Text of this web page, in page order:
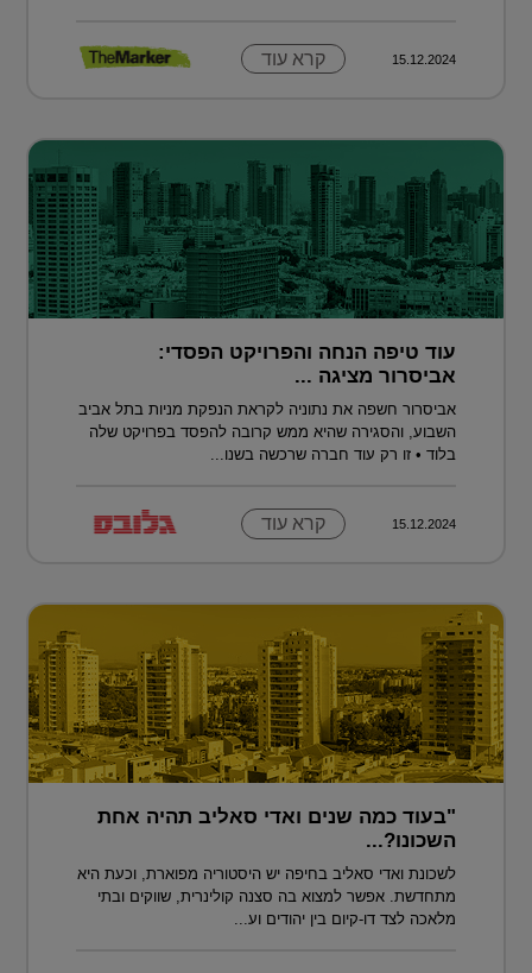
15.12.2024 קרא עוד
עוד טיפה הנחה והפרויקט הפסדי:
אביסרור מציגה ...
אביסרור חשפה את נתוניה לקראת הנפקת מניות בתל אביב
השבוע, והסגירה שהיא ממש קרובה להפסד בפרויקט שלה
בלוד • זו רק עוד חברה שרכשה בשנו...
15.12.2024 קרא עוד
"בעוד כמה שנים ואדי סאליב תהיה אחת
השכונו?...
לשכונת ואדי סאליב בחיפה יש היסטוריה מפוארת, וכעת היא
מתחדשת. אפשר למצוא בה סצנה קולינרית, שווקים ובתי
מלאכה לצד דו-קיום בין יהודים וע...